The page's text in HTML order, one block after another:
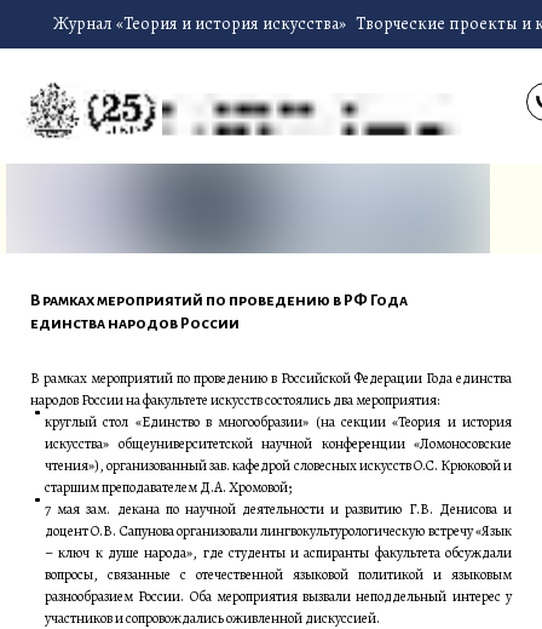
Журнал «Теория и история искусства» Творческие проекты и
В рамках мероприятий по проведению в Российской Федерации Года единства
народов России на факультете искусств состоялись два мероприятия:
круглый стол «Единство в многообразии» (на секции «Теория и история
искусства» общеуниверситетской научной конференции «Ломоносовские
чтения»), организованный зав. кафедрой словесных искусств О.С. Крюковой и
старшим преподавателем Д.А. Хромовой;
7 мая зам. декана по научной деятельности и развитию Г.В. Денисова и
доцент О.В. Сапунова организовали лингвокультурологическую встречу «Язык
– ключ к душе народа», где студенты и аспиранты факультета обсуждали
вопросы, связанные с отечественной языковой политикой и языковым
разнообразием России. Оба мероприятия вызвали неподдельный интерес у
участников и сопровождались оживленной дискуссией.
В рамках мероприятий по проведению в РФ Года
единства народов России